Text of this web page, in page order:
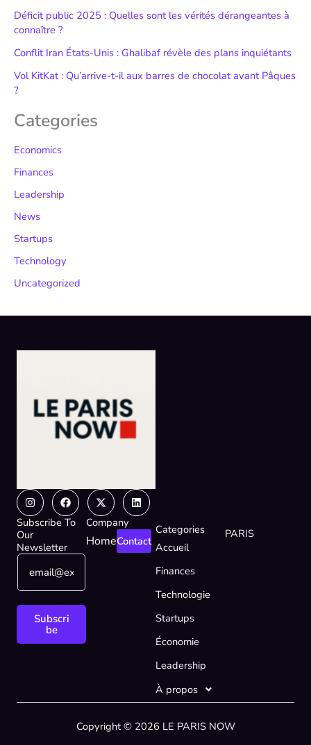
Déficit public 2025 : Quelles sont les vérités dérangeantes à
connaître ?
Conflit Iran États-Unis : Ghalibaf révèle des plans inquiétants
Vol KitKat : Qu’arrive-t-il aux barres de chocolat avant Pâques
?
Categories
Economics
Finances
Leadership
News
Startups
Technology
Uncategorized
InstagramFacebook
X-
twitter
Linkedin
Subscribe To
Our
Newsletter
E
a
i
m
*
E
a
Subscri
be
Company
HomeContact
Categories
Accueil
Finances
Technologie
Startups
Économie
Leadership
À propos
PARIS
Copyright © 2026 LE PARIS NOW